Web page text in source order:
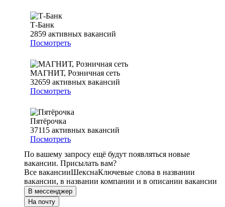
Т-Банк
2859 активных вакансий
Посмотреть
МАГНИТ, Розничная сеть
32659 активных вакансий
Посмотреть
Пятёрочка
37115 активных вакансий
Посмотреть
По вашему запросу ещё будут появляться новые
вакансии. Присылать вам?
Все вакансииШекснаКлючевые слова в названии
вакансии, в названии компании и в описании вакансии
В мессенджер
На почту